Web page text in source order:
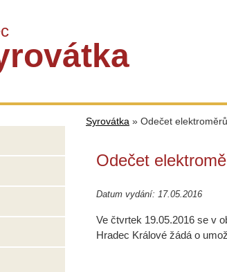
Syrovátka » Odečet
Odečet
Datum vydání: 17.05.2016
Ve čtvrtek 19.05.2016 se v
Hradec Králové žádá o